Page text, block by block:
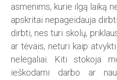
asmenims, kurie ilgą laiką
apskritai nepagei­dauja
dirbti, nes turi skolų,
ar tėvais, neturi kaip
nelegaliai. Kiti stokoja
ieškodami darbo ar